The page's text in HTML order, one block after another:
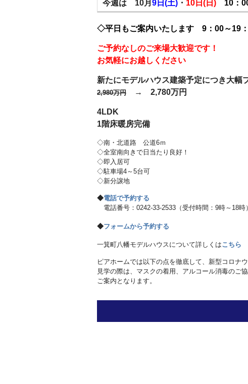
今週は 10月 9日(土) ・ 10日(日) 10：
◇平日もご案内いたします 9：00～19
ご予約なしのご来場大歓迎です！
お気軽にお越しください
新たにモデルハウス建築予定につき大幅
2,980万円 → 2,780万円
4LDK
1階床暖房完備
◇南・北道路 公道6ｍ
◇全室南向きで日当たり良好！
◇即入居可
◇駐車場4～5台可
◇新分譲地
◆電話で予約する
電話番号：0242-33-2533（受付時間：9時～18時）
◆フォームから予約する
一箕町八幡モデルハウスについて詳しくはこちら
ピアホームでは以下の点を徹底して、新型コロナ
見学の際は、マスクの着用、アルコール消毒のご
ご案内となります。